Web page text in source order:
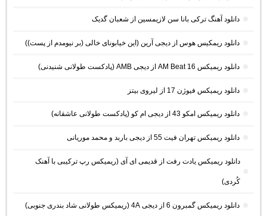
دانلود آهنگ ترکی بانا سن لازیمسین از شعبان گدیک
دانلود ریمکیس هوس از دیجی آرین (این خیابونای خالی (بر نیومدم از پست))
دانلود ریمیکس AM Beat 16 از دیجی AMB (پادکست طولانی شنیدنی)
دانلود ریمیکس فیوژن 17 از لیروی بیتز
دانلود ریمیکس امکو 43 از دیجی ام کو (پادکست طولانی عاشقانه)
دانلود ریمیکس تهران فیت 55 از دیجی باربد و محمد موریانی
دانلود ریمیکس یادت رفت از قدیمی ای آی (ریمیکس رپ ترکیبی با آهنک
کُردی)
دانلود ریمیکس گمبرون 6 از دیجی 4A (ریمیکس طولانی شاد بندری جنوبی)